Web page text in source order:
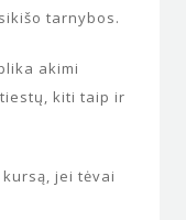
tarnybos.
akimi
kiti taip ir
jei tėvai